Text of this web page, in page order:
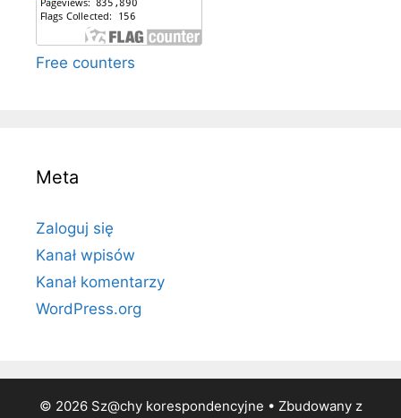
Free counters
Meta
Zaloguj się
Kanał wpisów
Kanał komentarzy
WordPress.org
© 2026 Sz@chy korespondencyjne • Zbudowany z